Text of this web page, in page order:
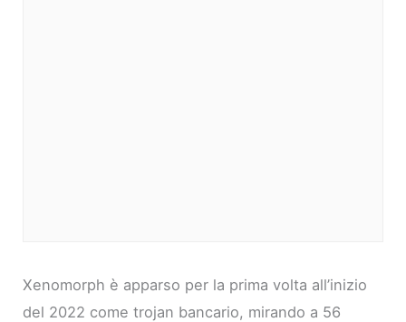
Xenomorph è apparso per la prima volta all’inizio
del 2022 come trojan bancario, mirando a 56